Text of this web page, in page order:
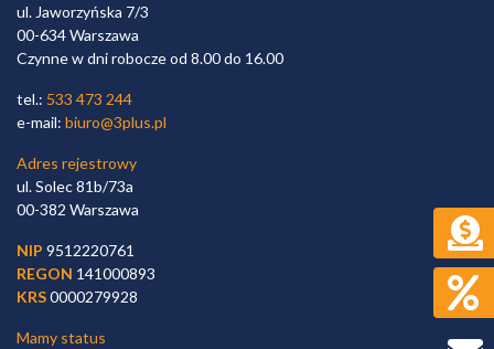
ul. Jaworzyńska 7/3
00-634 Warszawa
Czynne w dni robocze od 8.00 do 16.00
tel.: 533 473 244
e-mail: biuro@3plus.pl
Adres rejestrowy
ul. Solec 81b/73a
00-382 Warszawa
NIP 9512220761
REGON 141000893
KRS0000279928
Mamy status